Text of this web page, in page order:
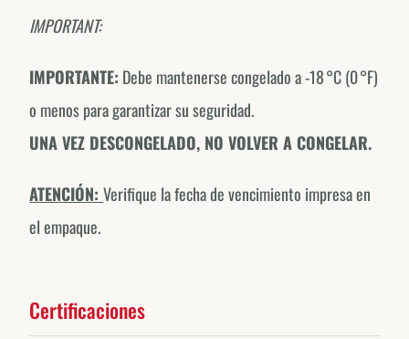
IMPORTANT:
IMPORTANTE: Debe mantenerse congelado a -18 °C (0 °F)
o menos para garantizar su seguridad.
UNA VEZ DESCONGELADO, NO VOLVER A CONGELAR.
ATENCIÓN:Verifique la fecha de vencimiento impresa en
el empaque.
Certificaciones